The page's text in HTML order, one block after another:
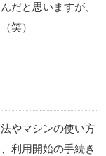
だと思いますが、
笑）
やマシンの使い方
利用開始の手続き